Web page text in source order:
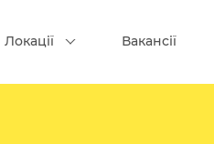
Локації Вакансії